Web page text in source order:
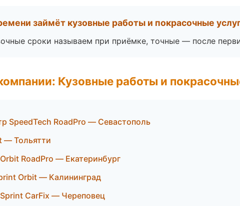
займёт кузовные работы и покрасочные
сроки называем при приёмке, точные — после
Кузовные работы и
SpeedTech RoadPro — Севастополь
— Тольятти
RoadPro — Екатеринбург
Orbit — Калининград
CarFix — Череповец